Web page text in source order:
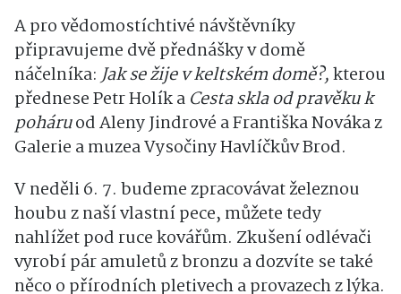
A pro vědomostíchtivé návštěvníky
připravujeme dvě přednášky v domě
náčelníka:Jak se žije v keltském domě?,kterou
přednese Petr Holík a Cesta skla od pravěku k
poháruod Aleny Jindrové a Františka Nováka z
Galerie a muzea Vysočiny Havlíčkův Brod.
V neděli 6. 7. budeme zpracovávat železnou
houbu z naší vlastní pece, můžete tedy
nahlížet pod ruce kovářům. Zkušení odlévači
vyrobí pár amuletů z bronzu a dozvíte se také
něco o přírodních pletivech a provazech z lýka.